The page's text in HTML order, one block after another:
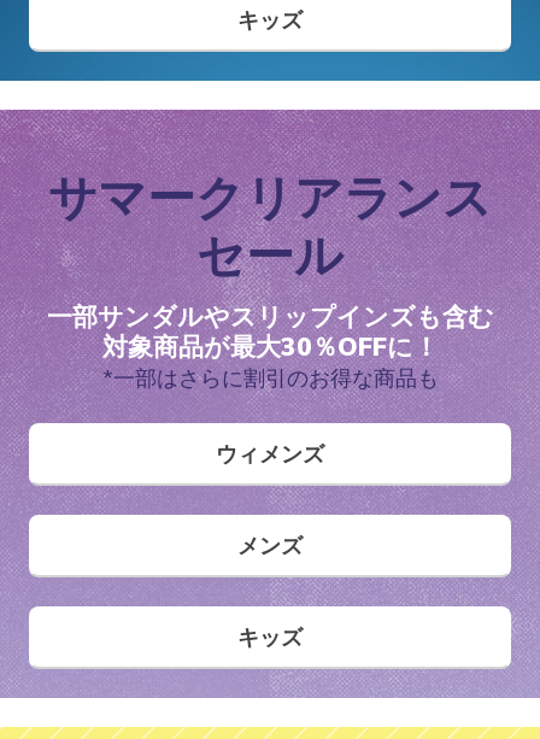
キッズ
サマークリアランス
セール
一部サンダルやスリップインズも含む
対象商品が最大30％OFFに！
*一部はさらに割引のお得な商品も
ウィメンズ
メンズ
キッズ